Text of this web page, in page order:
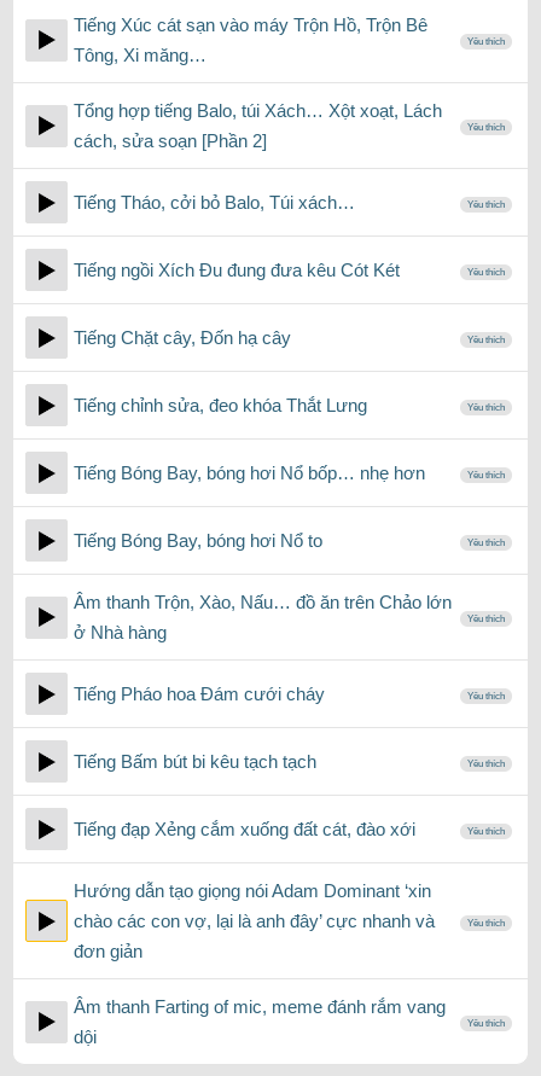
Tiếng Xúc cát sạn vào máy Trộn Hồ, Trộn Bê
Tông, Xi măng…
Yêu thích
Tổng hợp tiếng Balo, túi Xách… Xột xoạt, Lách
cách, sửa soạn [Phần 2]
Yêu thích
Tiếng Tháo, cởi bỏ Balo, Túi xách… Yêu thích
Tiếng ngồi Xích Đu đung đưa kêu Cót Két Yêu thích
Tiếng Chặt cây, Đốn hạ cây Yêu thích
Tiếng chỉnh sửa, đeo khóa Thắt Lưng Yêu thích
Tiếng Bóng Bay, bóng hơi Nổ bốp… nhẹ hơn Yêu thích
Tiếng Bóng Bay, bóng hơi Nổ to Yêu thích
Âm thanh Trộn, Xào, Nấu… đồ ăn trên Chảo lớn
ở Nhà hàng
Yêu thích
Tiếng Pháo hoa Đám cưới cháy Yêu thích
Tiếng Bấm bút bi kêu tạch tạch Yêu thích
Tiếng đạp Xẻng cắm xuống đất cát, đào xới Yêu thích
Hướng dẫn tạo giọng nói Adam Dominant ‘xin
chào các con vợ, lại là anh đây’ cực nhanh và
đơn giản
Yêu thích
Âm thanh Farting of mic, meme đánh rắm vang
dội
Yêu thích